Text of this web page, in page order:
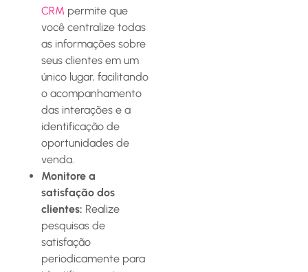
CRM permite que
você centralize todas
as informações sobre
seus clientes em um
único lugar, facilitando
o acompanhamento
das interações e a
identificação de
oportunidades de
venda.
Monitore a
satisfação dos
clientes: Realize
pesquisas de
satisfação
periodicamente para